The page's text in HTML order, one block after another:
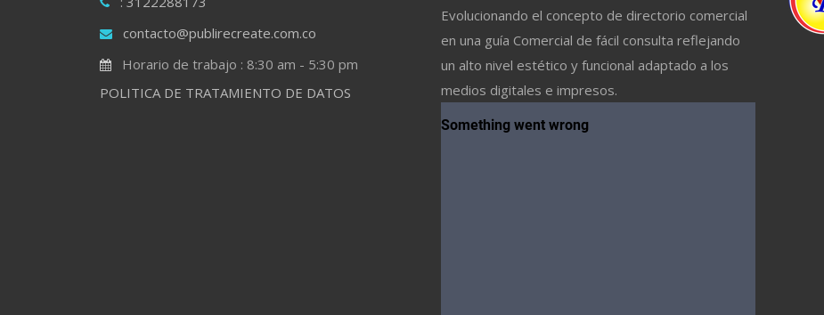
contacto@publirecreate.com.co
Horario de trabajo : 8:30 am - 5:30 pm
POLITICA DE TRATAMIENTO DE DATOS
Evolucionando el concepto de directorio comercial
en una guía Comercial de fácil consulta reflejando
un alto nivel estético y funcional adaptado a los
medios digitales e impresos.